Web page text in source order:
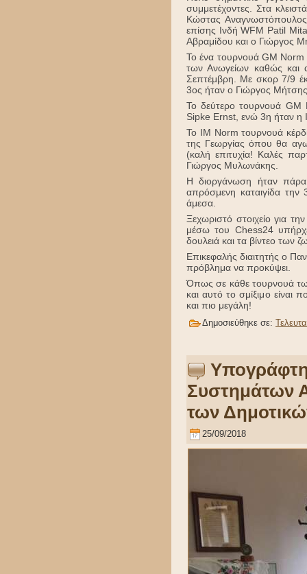
συμμετέχοντες. Στα
Κώστας
επίσης Ινδή WFM Patil
Αβραμίδου και ο Γιώργος
Το ένα τουρνουά GM Norm
των Ανωγείων καθώς και
Σεπτέμβρη. Με σκορ 7/9
3ος ήταν ο Γιώργος
Το δεύτερο τουρνουά
Sipke Ernst, ενώ 3η ήταν η
To ΙΜ Norm τουρνουά
της Γεωργίας όπου θα
(καλή επιτυχία! Καλές
Γιώργος Μυλωνάκης.
Η διοργάνωση ήταν
απρόσμενη καταιγίδα
άμεσα.
Ξεχωριστό στοιχείο για
μέσω του Chess24
δουλειά και τα βίντεο των
Επικεφαλής διαιτητής ο
πρόβλημα να προκύψει.
Όπως σε κάθε τουρνουά
και αυτό το σμίξιμο είναι
και πιο μεγάλη!
Δημοσιεύθηκε σε:
Συστημάτων
των
25/09/2018